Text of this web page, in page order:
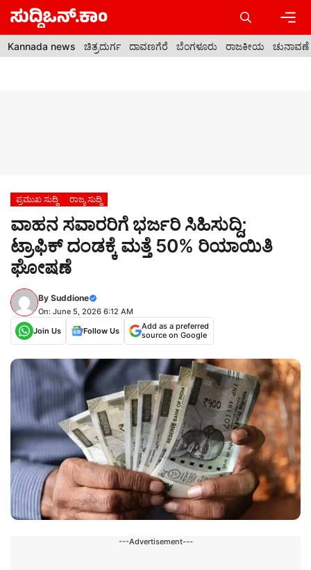
Skip
content
Kannada news ಚಿತ್ರದುರ್ಗ ದಾವಣಗೆರೆ ಬೆಂಗಳೂರು ರಾಜಕೀಯ ಚುನಾವಣೆ
ಪ್ರಮುಖ ಸುದ್ದಿ ರಾಜ್ಯ ಸುದ್ದಿ
ವಾಹನ ಸವಾರರಿಗೆ ಭರ್ಜರಿ ಸಿಹಿಸುದ್ದಿ;
ಟ್ರಾಫಿಕ್ ದಂಡಕ್ಕೆ ಮತ್ತೆ 50% ರಿಯಾಯಿತಿ
ಘೋಷಣೆ
By Suddione
On: June 5, 2026 6:12 AM
Join Us
Follow Us
Add as a preferred
source on Google
---Advertisement---